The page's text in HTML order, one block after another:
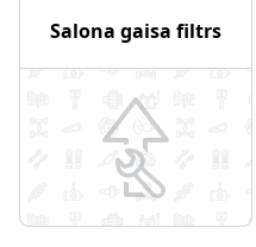
Salona gaisa filtrs